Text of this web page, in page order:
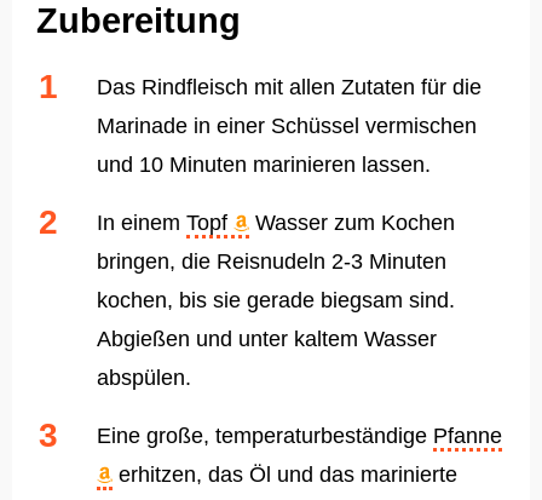
Zubereitung
Das Rindfleisch mit allen Zutaten für die
Marinade in einer Schüssel vermischen
und 10 Minuten marinieren lassen.
In einem Topf
Wasser zum Kochen
bringen, die Reisnudeln 2-3 Minuten
kochen, bis sie gerade biegsam sind.
Abgießen und unter kaltem Wasser
abspülen.
Eine große, temperaturbeständige Pfanne
erhitzen, das Öl und das marinierte